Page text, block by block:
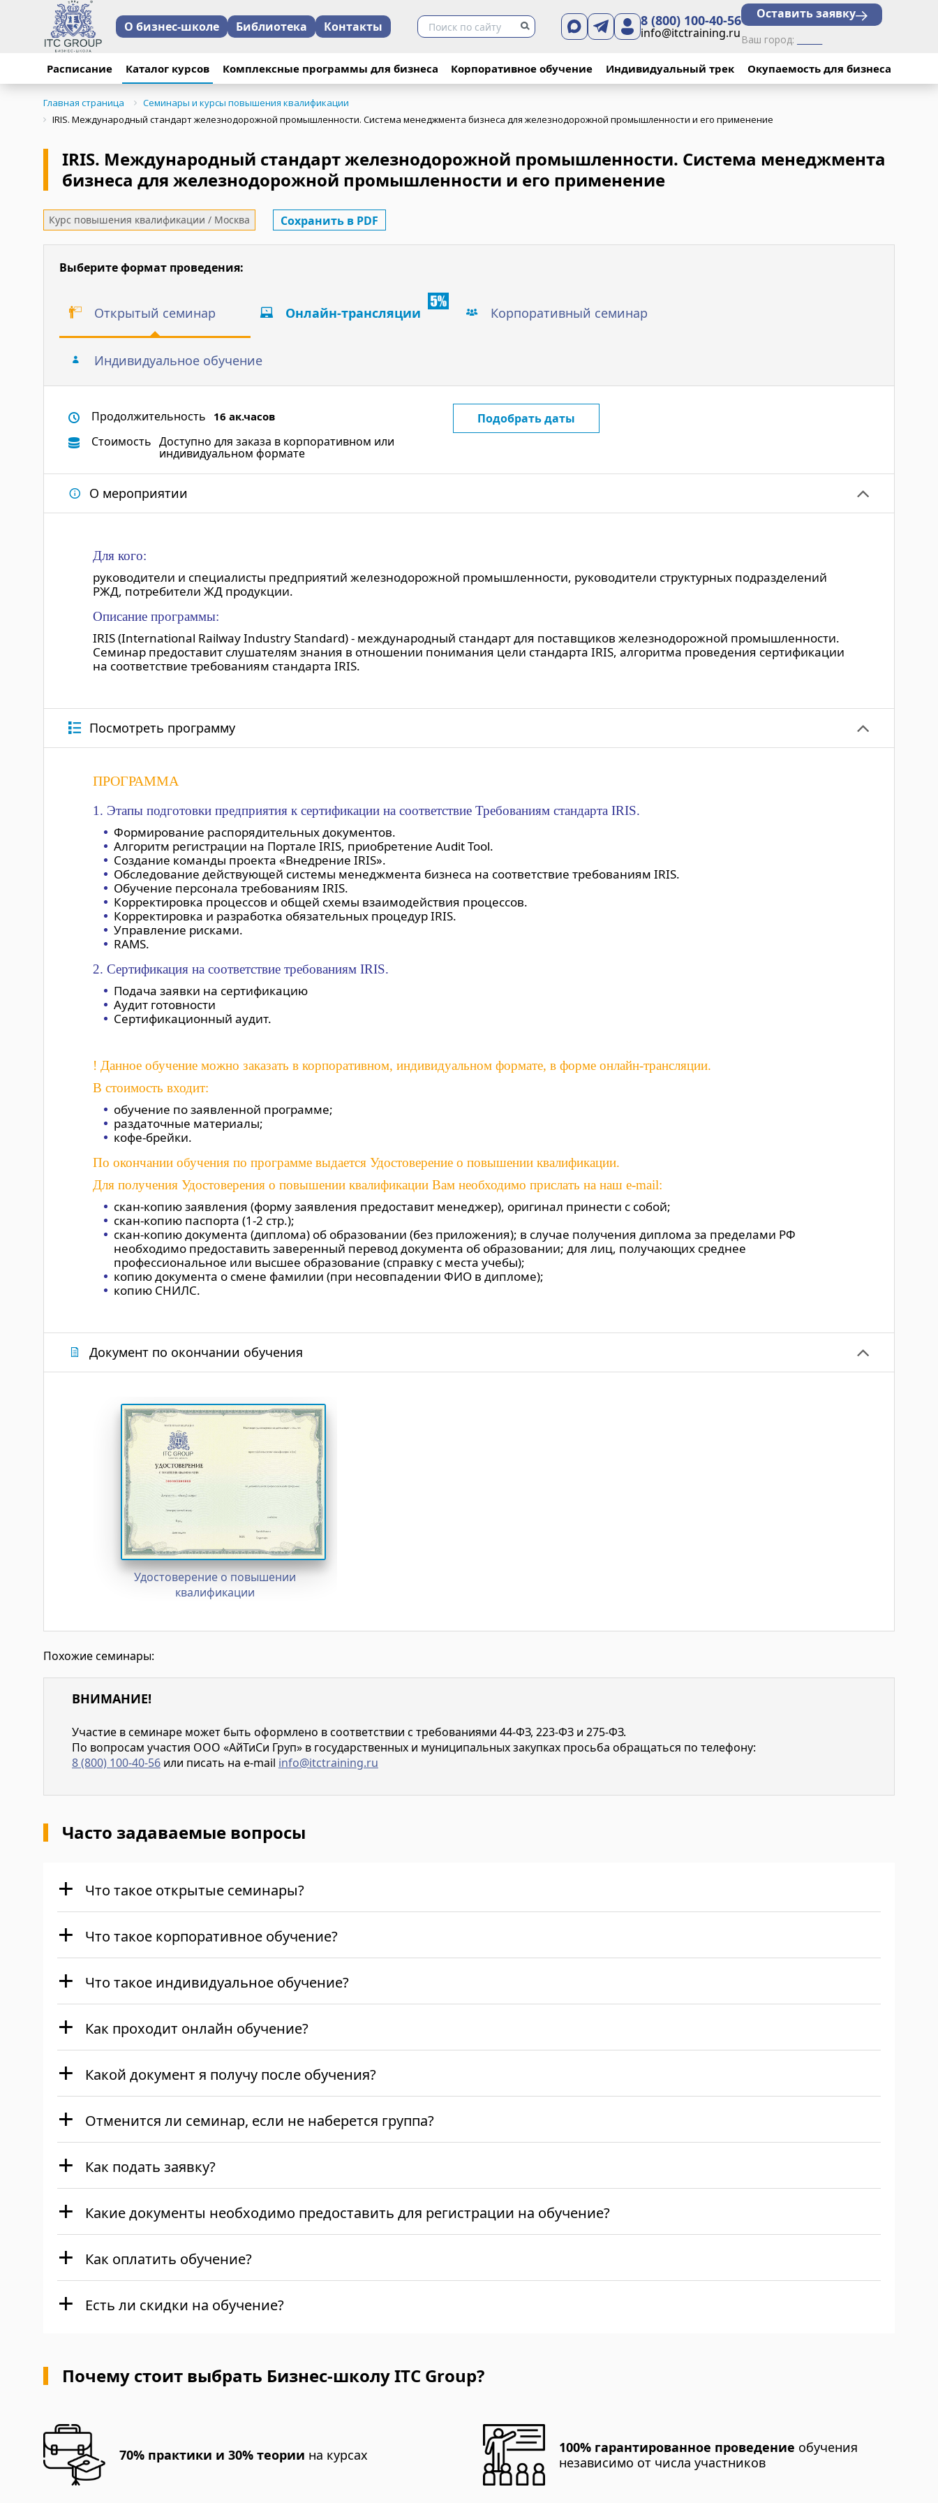
О бизнес-школе Библиотека Контакты 8 (800) 100-40-56
info@itctraining.ru
Оставить заявку
Ваш город:
Расписание Каталог курсов Комплексные программы для бизнеса Корпоративное обучение Индивидуальный трек Окупаемость для бизнеса
Главная страница
Семинары и курсы повышения квалификации
IRIS. Международный стандарт железнодорожной промышленности. Система менеджмента бизнеса для железнодорожной промышленности и его применение
IRIS. Международный стандарт железнодорожной промышленности. Система менеджмента
бизнеса для железнодорожной промышленности и его применение
Курс повышения квалификации / Москва Сохранить в PDF
Выберите формат проведения:
Открытый семинар Онлайн-трансляции Корпоративный семинар
Индивидуальное обучение
Продолжительность 16 ак.часов
Стоимость Доступно для заказа в корпоративном или
индивидуальном формате
Подобрать даты
О мероприятии
Для кого:
руководители и специалисты предприятий железнодорожной промышленности, руководители структурных подразделений
РЖД, потребители ЖД продукции.
Описание программы:
IRIS (International Railway Industry Standard) - международный стандарт для поставщиков железнодорожной промышленности.
Семинар предоставит слушателям знания в отношении понимания цели стандарта IRIS, алгоритма проведения сертификации
на соответствие требованиям стандарта IRIS.
Посмотреть программу
ПРОГРАММА
1. Этапы подготовки предприятия к сертификации на соответствие Требованиям стандарта IRIS.
Формирование распорядительных документов.
Алгоритм регистрации на Портале IRIS, приобретение Audit Tool.
Создание команды проекта «Внедрение IRIS».
Обследование действующей системы менеджмента бизнеса на соответствие требованиям IRIS.
Обучение персонала требованиям IRIS.
Корректировка процессов и общей схемы взаимодействия процессов.
Корректировка и разработка обязательных процедур IRIS.
Управление рисками.
RAMS.
2. Сертификация на соответствие требованиям IRIS.
Подача заявки на сертификацию
Аудит готовности
Сертификационный аудит.
! Данное обучение можно заказать в корпоративном, индивидуальном формате, в форме онлайн-трансляции.
В стоимость входит:
обучение по заявленной программе;
раздаточные материалы;
кофе-брейки.
По окончании обучения по программе выдается Удостоверение о повышении квалификации.
Для получения Удостоверения о повышении квалификации Вам необходимо прислать на наш e-mail:
скан-копию заявления (форму заявления предоставит менеджер), оригинал принести с собой;
скан-копию паспорта (1-2 стр.);
скан-копию документа (диплома) об образовании (без приложения); в случае получения диплома за пределами РФ
необходимо предоставить заверенный перевод документа об образовании; для лиц, получающих среднее
профессиональное или высшее образование (справку с места учебы);
копию документа о смене фамилии (при несовпадении ФИО в дипломе);
копию СНИЛС.
Документ по окончании обучения
Удостоверение о повышении
квалификации
Похожие семинары:
ВНИМАНИЕ!
Участие в семинаре может быть оформлено в соответствии с требованиями 44-ФЗ, 223-ФЗ и 275-ФЗ.
По вопросам участия ООО «АйТиСи Груп» в государственных и муниципальных закупках просьба обращаться по телефону:
8 (800) 100-40-56 или писать на e-mail info@itctraining.ru
Часто задаваемые вопросы
Что такое открытые семинары?
Что такое корпоративное обучение?
Что такое индивидуальное обучение?
Как проходит онлайн обучение?
Какой документ я получу после обучения?
Отменится ли семинар, если не наберется группа?
Как подать заявку?
Какие документы необходимо предоставить для регистрации на обучение?
Как оплатить обучение?
Есть ли скидки на обучение?
Почему стоит выбрать Бизнес-школу ITC Group?
70% практики и 30% теории на курсах 100% гарантированное проведение обучения
независимо от числа участников